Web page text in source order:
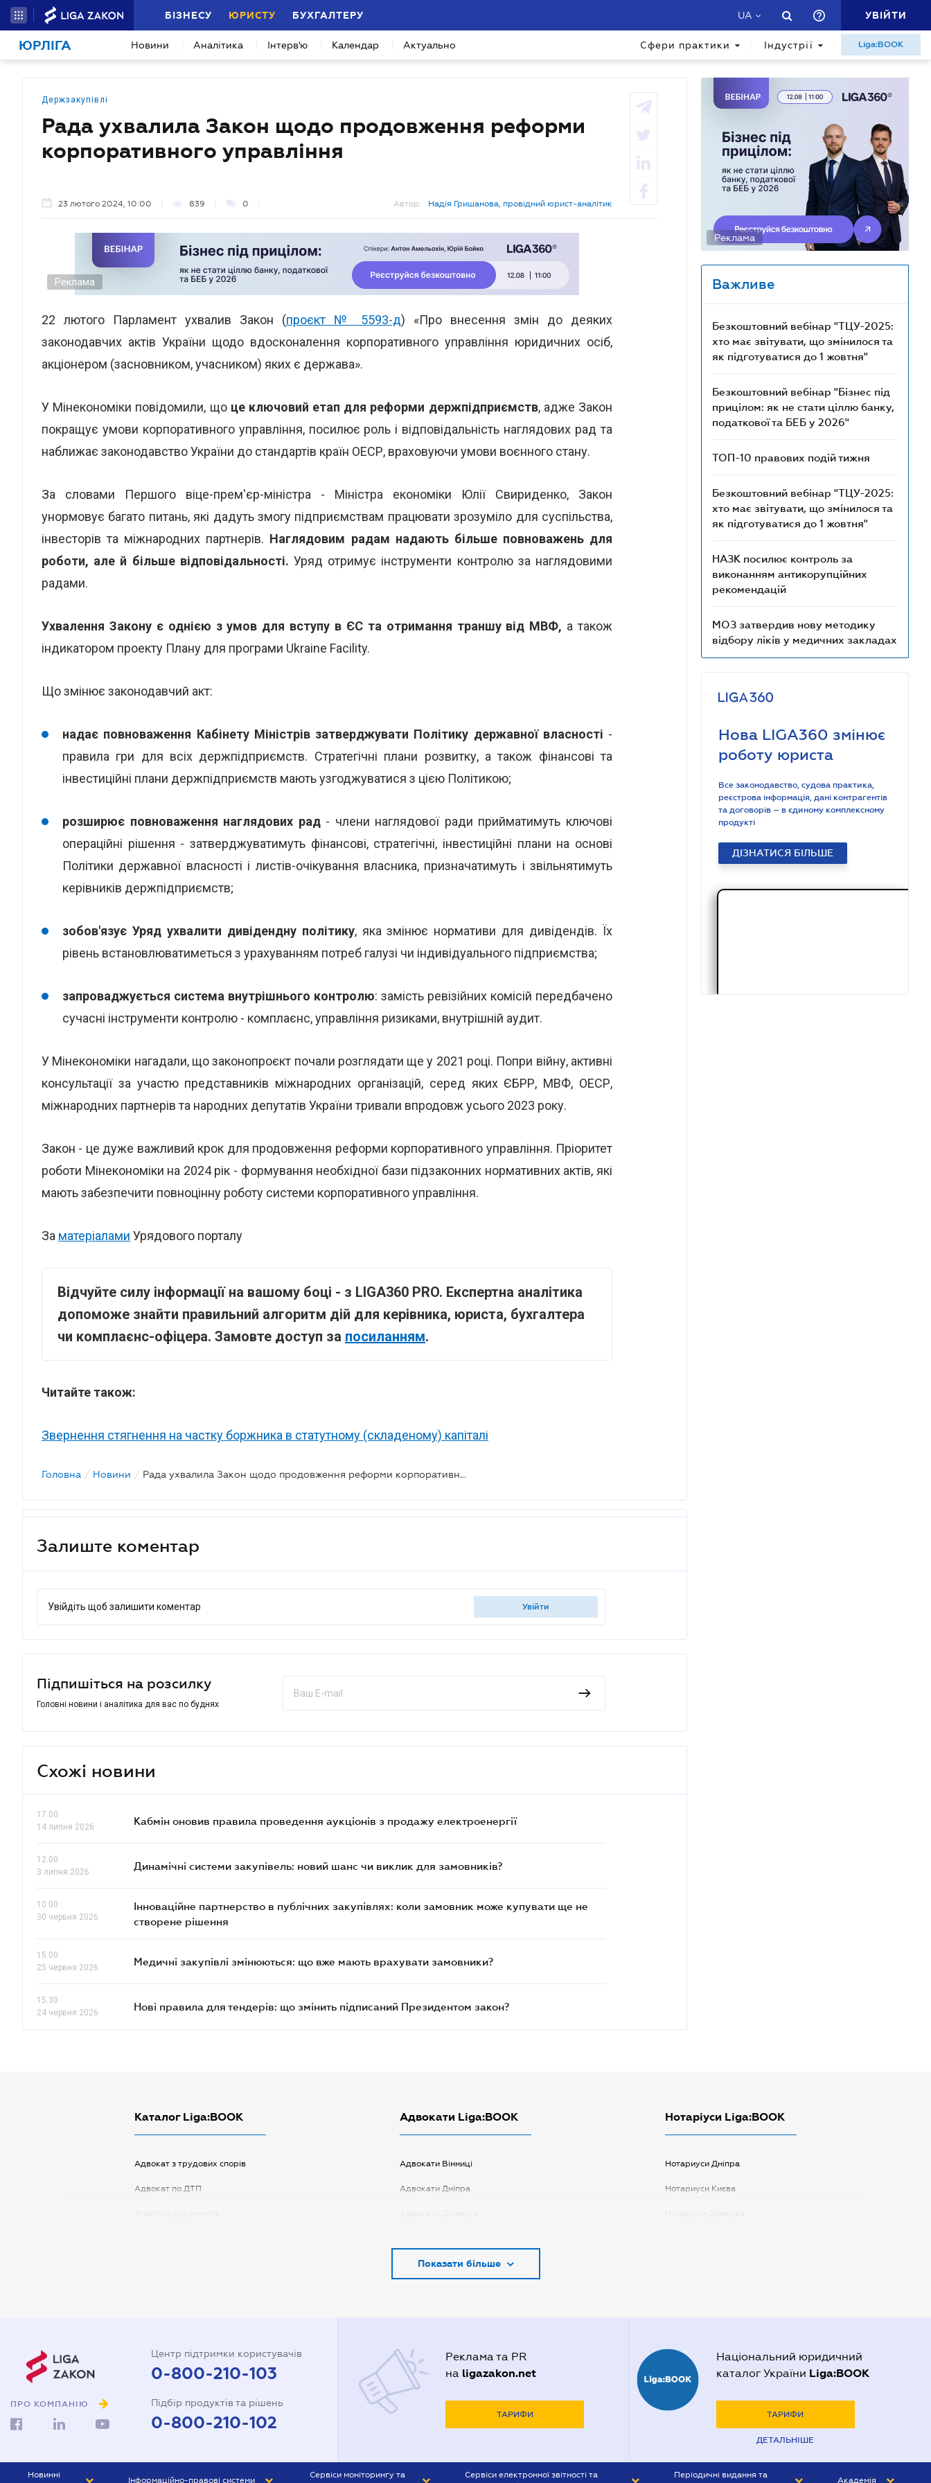
БІЗНЕСУ ЮРИСТУ БУХГАЛТЕРУ UA УВІЙТИ
ЮРЛІГА Новини Аналітика Інтерв'ю Календар Актуально Сфери практики Індустрії Liga:BOOK
Держзакупівлі
Рада ухвалила Закон щодо продовження реформи
корпоративного управління
23 лютого 2024, 10:00 839 0 Автор: Надія Гришанова, провідний юрист-аналітик
Реклама
22 лютого Парламент ухвалив Закон (проєкт № 5593-д) «Про внесення змін до деяких
законодавчих актів України щодо вдосконалення корпоративного управління юридичних осіб,
акціонером (засновником, учасником) яких є держава».
У Мінекономіки повідомили, що це ключовий етап для реформи держпідприємств, адже Закон
покращує умови корпоративного управління, посилює роль і відповідальність наглядових рад та
наближає законодавство України до стандартів країн ОЕСР, враховуючи умови воєнного стану.
За словами Першого віце-прем'єр-міністра - Міністра економіки Юлії Свириденко, Закон
унормовує багато питань, які дадуть змогу підприємствам працювати зрозуміло для суспільства,
інвесторів та міжнародних партнерів. Наглядовим радам надають більше повноважень для
роботи, але й більше відповідальності. Уряд отримує інструменти контролю за наглядовими
радами.
Ухвалення Закону є однією з умов для вступу в ЄС та отримання траншу від МВФ, а також
індикатором проекту Плану для програми Ukraine Facility.
Що змінює законодавчий акт:
надає повноваження Кабінету Міністрів затверджувати Політику державної власності -
правила гри для всіх держпідприємств. Стратегічні плани розвитку, а також фінансові та
інвестиційні плани держпідприємств мають узгоджуватися з цією Політикою;
розширює повноваження наглядових рад- члени наглядової ради прийматимуть ключові
операційні рішення - затверджуватимуть фінансові, стратегічні, інвестиційні плани на основі
Політики державної власності і листів-очікування власника, призначатимуть і звільнятимуть
керівників держпідприємств;
зобов'язує Уряд ухвалити дивідендну політику, яка змінює нормативи для дивідендів. Їх
рівень встановлюватиметься з урахуванням потреб галузі чи індивідуального підприємства;
запроваджується система внутрішнього контролю: замість ревізійних комісій передбачено
сучасні інструменти контролю - комплаєнс, управління ризиками, внутрішній аудит.
У Мінекономіки нагадали, що законопроєкт почали розглядати ще у 2021 році. Попри війну, активні
консультації за участю представників міжнародних організацій, серед яких ЄБРР, МВФ, ОЕСР,
міжнародних партнерів та народних депутатів України тривали впродовж усього 2023 року.
Закон - це дуже важливий крок для продовження реформи корпоративного управління. Пріоритет
роботи Мінекономіки на 2024 рік - формування необхідної бази підзаконних нормативних актів, які
мають забезпечити повноцінну роботу системи корпоративного управління.
За матеріалами Урядового порталу
Відчуйте силу інформації на вашому боці - з LIGA360 PRO. Експертна аналітика
допоможе знайти правильний алгоритм дій для керівника, юриста, бухгалтера
чи комплаєнс-офіцера. Замовте доступ за посиланням.
Читайте також:
Звернення стягнення на частку боржника в статутному (складеному) капіталі
Головна / Новини / Рада ухвалила Закон щодо продовження реформи корпоративного управління
Залиште коментар
Увійдіть щоб залишити коментар увійти
Підпишіться на розсилку
Головні новини і аналітика для вас по буднях
Схожі новини
17.00
14 липня 2026
Кабмін оновив правила проведення аукціонів з продажу електроенергії
12.00
3 липня 2026
Динамічні системи закупівель: новий шанс чи виклик для замовників?
10.00
30 червня 2026
Інноваційне партнерство в публічних закупівлях: коли замовник може купувати ще не
створене рішення
15.00
25 червня 2026
Медичні закупівлі змінюються: що вже мають врахувати замовники?
15.30
24 червня 2026
Нові правила для тендерів: що змінить підписаний Президентом закон?
Реклама
Важливе
Безкоштовний вебінар "ТЦУ-2025:
хто має звітувати, що змінилося та
як підготуватися до 1 жовтня"
Безкоштовний вебінар "Бізнес під
прицілом: як не стати ціллю банку,
податкової та БЕБ у 2026"
ТОП-10 правових подій тижня
Безкоштовний вебінар "ТЦУ-2025:
хто має звітувати, що змінилося та
як підготуватися до 1 жовтня"
НАЗК посилює контроль за
виконанням антикорупційних
рекомендацій
МОЗ затвердив нову методику
відбору ліків у медичних закладах
Нова LIGA360 змінює
роботу юриста
Все законодавство, судова практика,
реєстрова інформація, дані контрагентів
та договорів – в єдиному комплексному
продукті
ДІЗНАТИСЯ БІЛЬШЕ
Каталог Liga:BOOK
Адвокат з трудових спорів
Адвокат по ДТП
інтересів в суді
Довіреність на реєстрацію
Адвокати Liga:BOOK
Адвокати Вінниці
Адвокати Дніпра
Адвокати Києва
Адвокати Полтави
Адвокати Харькова
Адвокаты Кривого Рогу
Нотаріуси Liga:BOOK
Нотариуси Дніпра
Нотариуси Києва
Показати більше
ПРО КОМПАНІЮ
Центр підтримки користувачів
0-800-210-103
Підбір продуктів та рішень
0-800-210-102
Реклама та PR
на ligazakon.net
ТАРИФИ
Національний юридичний
каталог України Liga:BOOK
ТАРИФИ
ДЕТАЛЬНІШЕ
Новинні
Інформаційно-правові системи
Сервіси моніторингу та
Сервіси електронної звітності та
Періодичні видання та
Академія